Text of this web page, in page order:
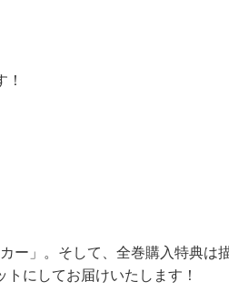
ー」。そして、全巻購入特典は
にしてお届けいたします！